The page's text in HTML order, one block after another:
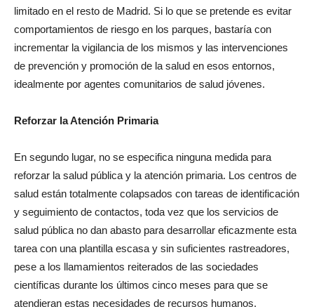
limitado en el resto de Madrid. Si lo que se pretende es evitar
comportamientos de riesgo en los parques, bastaría con
incrementar la vigilancia de los mismos y las intervenciones
de prevención y promoción de la salud en esos entornos,
idealmente por agentes comunitarios de salud jóvenes.
Reforzar la Atención Primaria
En segundo lugar, no se especifica ninguna medida para
reforzar la salud pública y la atención primaria. Los centros de
salud están totalmente colapsados con tareas de identificación
y seguimiento de contactos, toda vez que los servicios de
salud pública no dan abasto para desarrollar eficazmente esta
tarea con una plantilla escasa y sin suficientes rastreadores,
pese a los llamamientos reiterados de las sociedades
científicas durante los últimos cinco meses para que se
atendieran estas necesidades de recursos humanos.